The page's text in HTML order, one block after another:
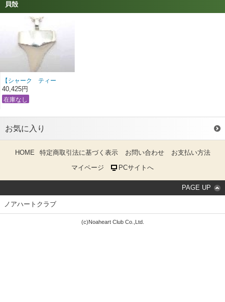
貝殻
【シャーク ティー
ス】 ホホジロザメＬ
40,425円
お気に入り
HOME 特定商取引法に基づく表示 お問い合わせ
お支払い方法
マイページ
PCサイトへ
PAGE UP
ノアハートクラブ
(c)Noaheart Club Co.,Ltd.